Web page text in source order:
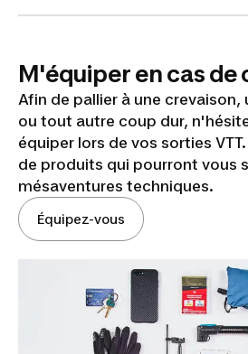
M'équiper en cas de
Afin de pallier à une crevaison,
ou tout autre coup dur,
équiper lors de vos sorties
de produits qui pourront vous
mésaventures techniques.
Équipez-vous